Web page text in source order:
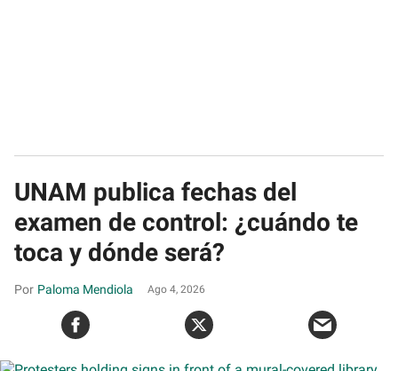
UNAM publica fechas del
examen de control: ¿cuándo te
toca y dónde será?
Paloma Mendiola Ago 4, 2026